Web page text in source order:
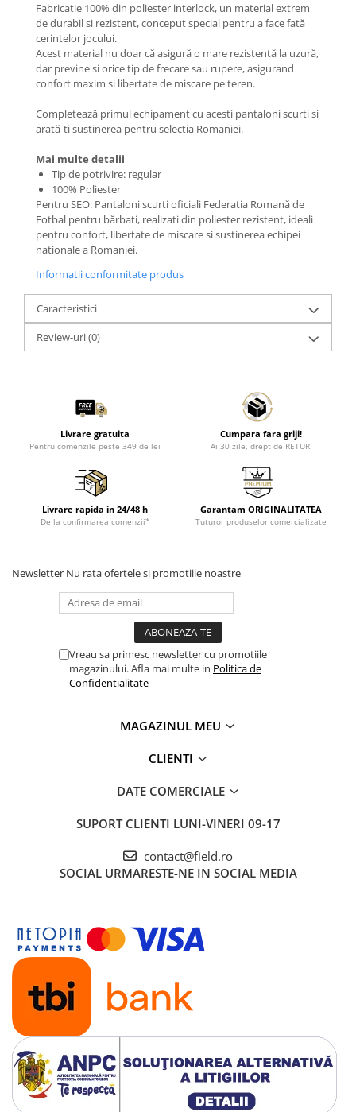
Fabricatie 100% din poliester interlock, un material extrem
de durabil si rezistent, conceput special pentru a face fată
cerintelor jocului.
Acest material nu doar că asigură o mare rezistentă la uzură,
dar previne si orice tip de frecare sau rupere, asigurand
confort maxim si libertate de miscare pe teren.
Completează primul echipament cu acesti pantaloni scurti si
arată-ti sustinerea pentru selectia Romaniei.
Mai multe detalii
Tip de potrivire: regular
100% Poliester
Pentru SEO: Pantaloni scurti oficiali Federatia Romană de
Fotbal pentru bărbati, realizati din poliester rezistent, ideali
pentru confort, libertate de miscare si sustinerea echipei
nationale a Romaniei.
Informatii conformitate produs
Caracteristici
Review-uri(0)
Livrare gratuita
Pentru comenzile peste 349 de lei
Cumpara fara griji!
Ai 30 zile, drept de RETUR!
Livrare rapida in 24/48 h
De la confirmarea comenzii*
Garantam ORIGINALITATEA
Tuturor produselor comercializate
Newsletter Nu rata ofertele si promotiile noastre
Vreau sa primesc newsletter cu promotiile
magazinului. Afla mai multe in Politica de
Confidentialitate
MAGAZINUL MEU
CLIENTI
DATE COMERCIALE
SUPORT CLIENTI LUNI-VINERI 09-17
contact@field.ro
SOCIAL URMARESTE-NE IN SOCIAL MEDIA